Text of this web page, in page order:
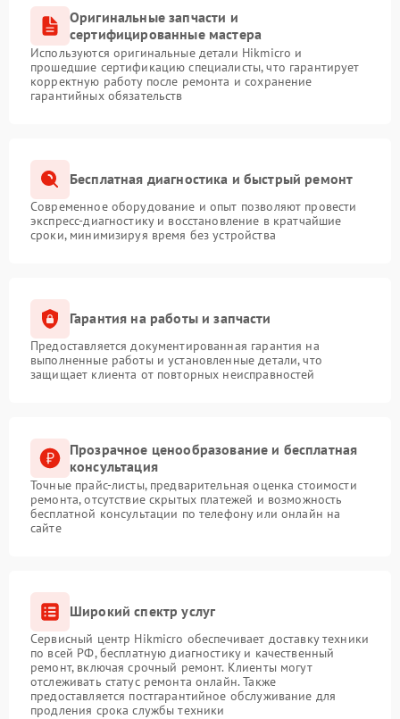
Оригинальные запчасти и
сертифицированные мастера
Используются оригинальные детали Hikmicro и
прошедшие сертификацию специалисты, что гарантирует
корректную работу после ремонта и сохранение
гарантийных обязательств
Бесплатная диагностика и быстрый ремонт
Современное оборудование и опыт позволяют провести
экспресс-диагностику и восстановление в кратчайшие
сроки, минимизируя время без устройства
Гарантия на работы и запчасти
Предоставляется документированная гарантия на
выполненные работы и установленные детали, что
защищает клиента от повторных неисправностей
Прозрачное ценообразование и бесплатная
консультация
Точные прайс-листы, предварительная оценка стоимости
ремонта, отсутствие скрытых платежей и возможность
бесплатной консультации по телефону или онлайн на
сайте
Широкий спектр услуг
Сервисный центр Hikmicro обеспечивает доставку техники
по всей РФ, бесплатную диагностику и качественный
ремонт, включая срочный ремонт. Клиенты могут
отслеживать статус ремонта онлайн. Также
предоставляется постгарантийное обслуживание для
продления срока службы техники